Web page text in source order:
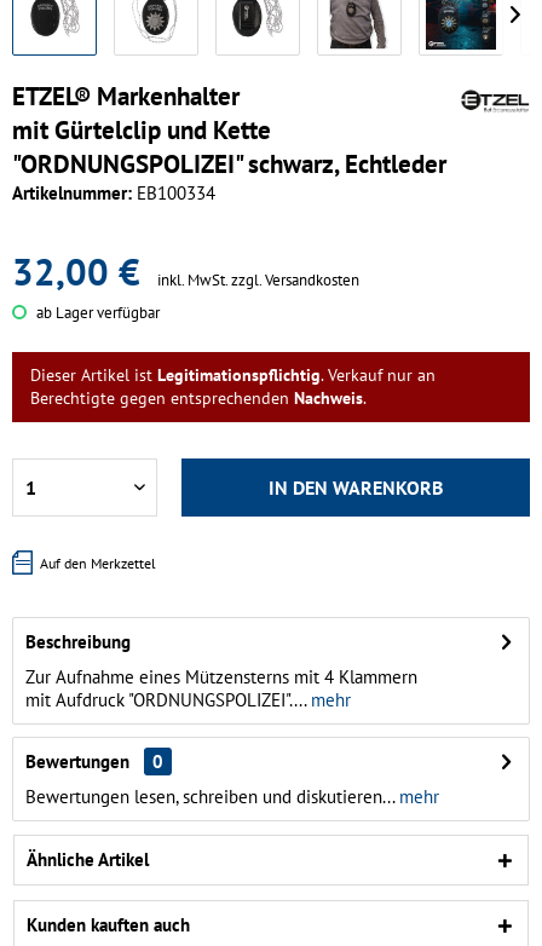
ETZEL® Markenhalter
mit Gürtelclip und Kette
"ORDNUNGSPOLIZEI" schwarz, Echtleder
Artikelnummer: EB100334
32,00 € inkl. MwSt.zzgl. Versandkosten
ab Lager verfügbar
Dieser Artikel ist Legitimationspflichtig. Verkauf nur an
Berechtigte gegen entsprechenden Nachweis.
IN DEN WARENKORB
Auf den Merkzettel
Beschreibung
Zur Aufnahme eines Mützensterns mit 4 Klammern
mit Aufdruck "ORDNUNGSPOLIZEI"....mehr
Bewertungen
0
Bewertungen lesen, schreiben und diskutieren...mehr
Ähnliche Artikel
Kunden kauften auch